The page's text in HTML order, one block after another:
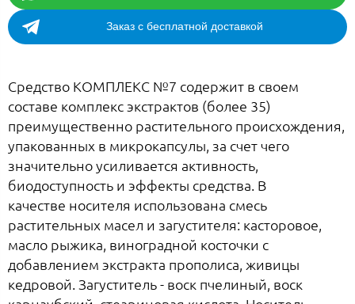
Заказ с бесплатной доставкой
Средство КОМПЛЕКС №7 содержит в своем
составе комплекс экстрактов (более 35)
преимущественно растительного происхождения,
упакованных в микрокапсулы, за счет чего
значительно усиливается активность,
биодоступность и эффекты средства. В
качестве носителя использована смесь
растительных масел и загустителя: касторовое,
масло рыжика, виноградной косточки с
добавлением экстракта прополиса, живицы
кедровой. Загуститель - воск пчелиный, воск